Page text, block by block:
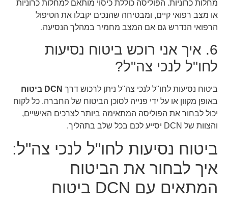
מחלות כרוניות. הפוליסה כוללת כיסוי מותאם למחלות כרוניות
או מצב רפואי קיים, ומבטיחה שהנכים יקבלו את הטיפול
הרפואי הנדרש גם אם המצב מחמיר במהלך הנסיעה.
6. איך אני רוכש ביטוח נסיעות
לחו"ל לנכי צה"ל?
ביטוח נסיעות לחו"ל לנכי צה"ל ניתן לרכוש דרך DCN ביטוח
באופן מקוון או על ידי פנייה לסוכן הביטוח של החברה. כל לקוח
יכול לבחור את הפוליסה המתאימה ביותר לצרכים האישיים,
והצוות של DCN יסייע לכם בכל שלב בתהליך.
ביטוח נסיעות לחו"ל לנכי צה"ל:
איך לבחור את הביטוח
המתאים עם DCN ביטוח